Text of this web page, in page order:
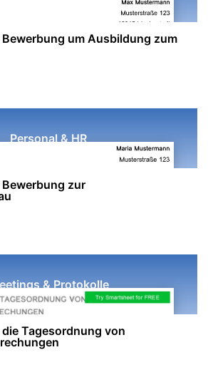
um Ausbildung zum
Personal & HR
zur
& Protokolle
Tagesordnung von